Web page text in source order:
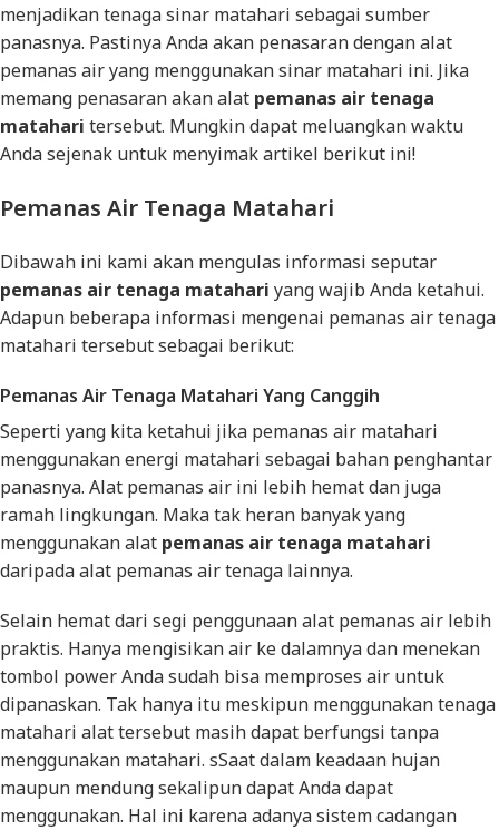
menjadikan tenaga sinar matahari sebagai sumber
panasnya. Pastinya Anda akan penasaran dengan alat
pemanas air yang menggunakan sinar matahari ini. Jika
memang penasaran akan alat pemanas air tenaga
matahari tersebut. Mungkin dapat meluangkan waktu
Anda sejenak untuk menyimak artikel berikut ini!
Pemanas Air Tenaga Matahari
Dibawah ini kami akan mengulas informasi seputar
pemanas air tenaga matahari yang wajib Anda ketahui.
Adapun beberapa informasi mengenai pemanas air tenaga
matahari tersebut sebagai berikut:
Pemanas Air Tenaga Matahari Yang Canggih
Seperti yang kita ketahui jika pemanas air matahari
menggunakan energi matahari sebagai bahan penghantar
panasnya. Alat pemanas air ini lebih hemat dan juga
ramah lingkungan. Maka tak heran banyak yang
menggunakan alat pemanas air tenaga matahari
daripada alat pemanas air tenaga lainnya.
Selain hemat dari segi penggunaan alat pemanas air lebih
praktis. Hanya mengisikan air ke dalamnya dan menekan
tombol power Anda sudah bisa memproses air untuk
dipanaskan. Tak hanya itu meskipun menggunakan tenaga
matahari alat tersebut masih dapat berfungsi tanpa
menggunakan matahari. sSaat dalam keadaan hujan
maupun mendung sekalipun dapat Anda dapat
menggunakan. Hal ini karena adanya sistem cadangan